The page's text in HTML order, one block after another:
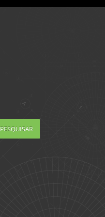
PESQUISAR